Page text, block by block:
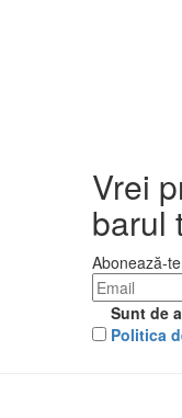
Vrei
barul
Abonează-
Sunt de
Politica